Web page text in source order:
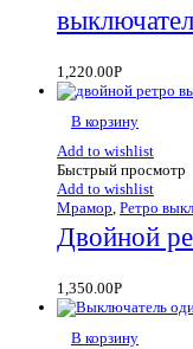
1,220.00Р
В корзину
Add to wishlist
Быстрый просмотр
Add to wishlist
Мрамор, Ретро
Двойной
1,350.00Р
В корзину